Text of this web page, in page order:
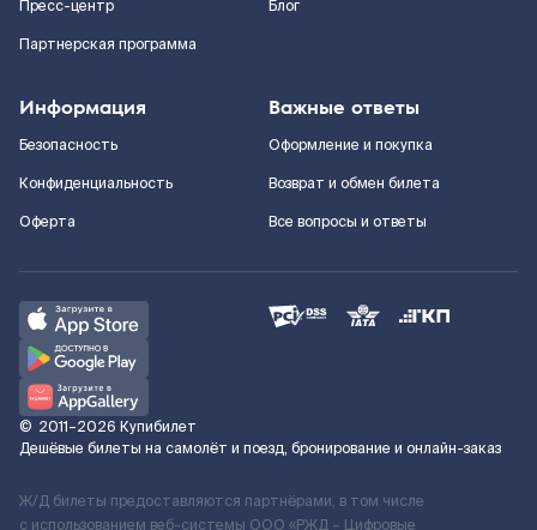
Пресс-центр
Партнерская программа
Блог
Информация
Безопасность
Конфиденциальность
Оферта
Важные ответы
Оформление и покупка
Возврат и обмен билета
Все вопросы и ответы
© 2011–2026 Купибилет
Дешёвые билеты на самолёт и поезд, бронирование и онлайн-заказ
Ж/Д билеты предоставляются партнёрами, в том числе
с использованием веб-системы ООО «РЖД – Цифровые